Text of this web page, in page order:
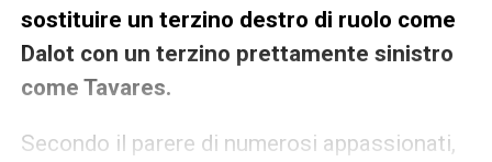
sostituire un terzino destro di ruolo come
Dalot con un terzino prettamente sinistro
come Tavares.
Secondo il parere di numerosi appassionati,